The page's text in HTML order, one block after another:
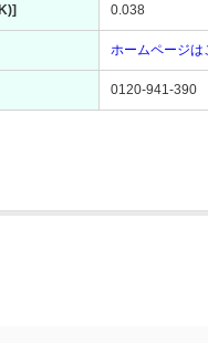
0.038
ホームページは
0120-941-390